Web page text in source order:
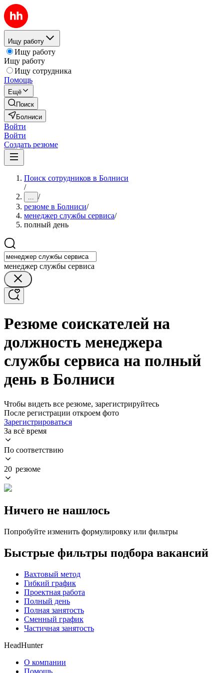
Ищу работу
Ищу работу
Ищу работу
Ищу сотрудника
Помощь
Ещё
Поиск
Болниси
Войти
Войти
Создать резюме
Поиск сотрудников в Болниси
/
... /
резюме в Болниси/
менеджер службы сервиса/
полный день
менеджер службы сервиса
Резюме соискателей на
должность менеджера
службы сервиса на полный
день в Болниси
Чтобы видеть все резюме, зарегистрируйтесь
После регистрации откроем фото
Зарегистрироваться
За всё время
По соответствию
20 резюме
Ничего не нашлось
Попробуйте изменить формулировку или фильтры
Быстрые фильтры подбора вакансий
Вахтовый метод
Гибкий график
Проектная работа
Полный день
Полная занятость
Сменный график
Частичная занятость
HeadHunter
О компании
Помощь